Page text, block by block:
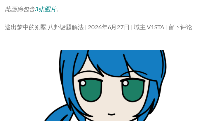
此画廊包含3张图片。
逃出梦中的别墅 八卦谜题解法 2026年6月27日 域主 V1STA 留下评论